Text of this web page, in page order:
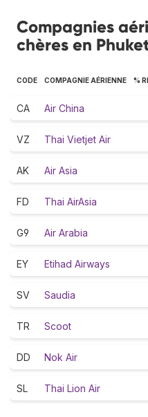
Compagnies
chères en
CODE COMPAGNIE AÉRIENNE %
CA Air China
VZ Thai Vietjet Air
AK Air Asia
FD Thai AirAsia
G9 Air Arabia
EY Etihad Airways
SV Saudia
TR Scoot
DD Nok Air
SL Thai Lion Air